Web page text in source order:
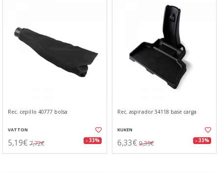
Rec. cepillo 40777 bolsa
VATTON
5,19€ 7,72€ - 33%
Rec. aspirador 34118 base carga
KUKEN
6,33€ 9,39€ - 33%